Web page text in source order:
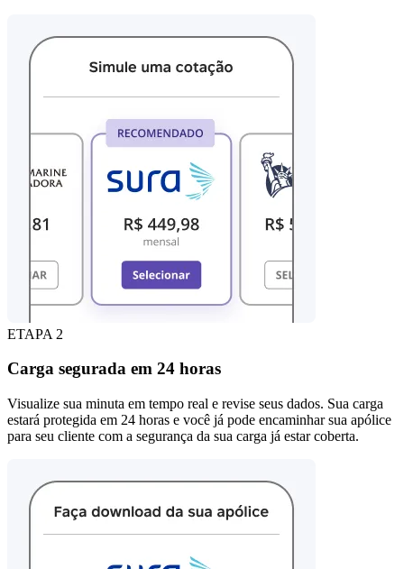
ETAPA 2
Carga segurada em 24 horas
Visualize sua minuta em tempo real e revise seus dados. Sua carga
estará protegida em 24 horas e você já pode encaminhar sua apólice
para seu cliente com a segurança da sua carga já estar coberta.